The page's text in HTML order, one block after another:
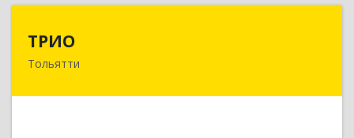
ТРИО
Тольятти